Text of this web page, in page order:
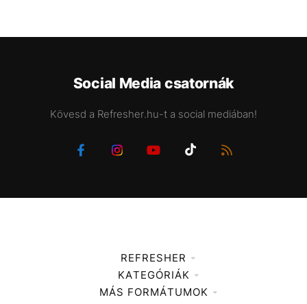
Social Media csatornák
Kövesd a Refresher.hu-t a social mediában!
REFRESHER
Médiaajánlat
KATEGÓRIÁK
Zene
MÁS FORMÁTUMOK